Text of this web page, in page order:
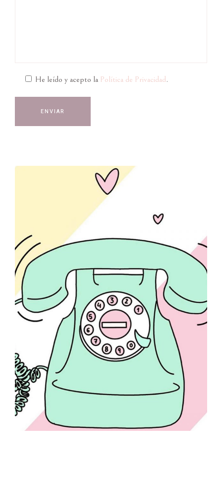
He leído y acepto la Política de Privacidad.